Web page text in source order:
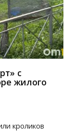
с
жилого
кроликов